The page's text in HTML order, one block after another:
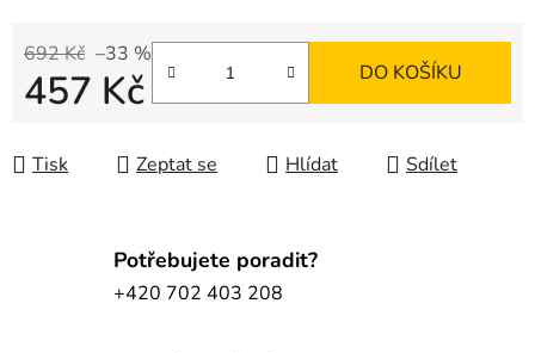
692 Kč –33 %
457 Kč DO KOŠÍKU
Tisk Zeptat se Hlídat Sdílet
Potřebujete poradit?
+420 702 403 208